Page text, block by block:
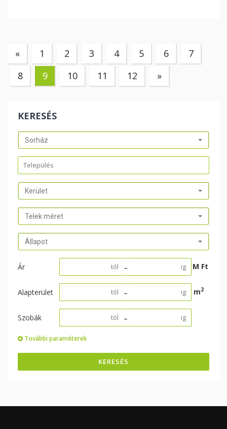
« 1 2 3 4 5 6
7
8
9 10 11 12 »
KERESÉS
Sorház
Kerület
Telek méret
Állapot
Ár M Ft
–
Alapterület m2
–
Szobák –
További paraméterek
KERESÉS